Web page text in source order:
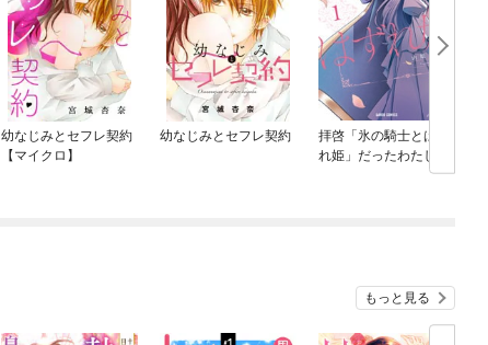
幼なじみとセフレ契約
【マイクロ】
幼なじみとセフレ契約
拝啓「氷の騎士とはず
れ姫」だったわたした
もっと見る